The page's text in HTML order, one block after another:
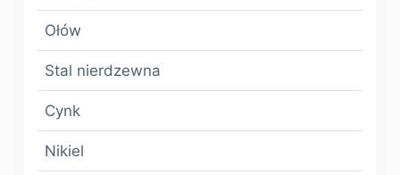
Ołów
Stal nierdzewna
Cynk
Nikiel